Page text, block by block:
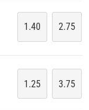
1.40 2.75
1.25 3.75